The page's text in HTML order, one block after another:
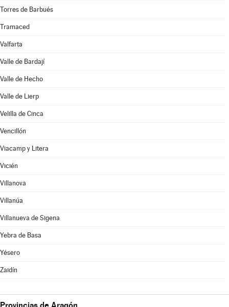
Torres de Barbués
Tramaced
Valfarta
Valle de Bardají
Valle de Hecho
Valle de Lierp
Velilla de Cinca
Vencillón
Viacamp y Litera
Vicién
Villanova
Villanúa
Villanueva de Sigena
Yebra de Basa
Yésero
Zaidín